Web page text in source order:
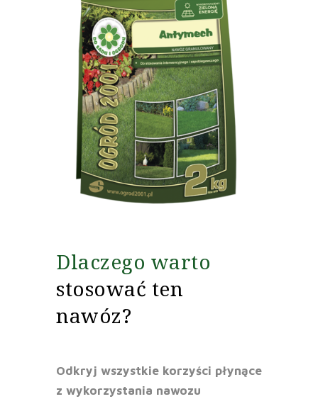
Dlaczego warto
stosować ten
nawóz?
Odkryj wszystkie korzyści płynące
z wykorzystania nawozu